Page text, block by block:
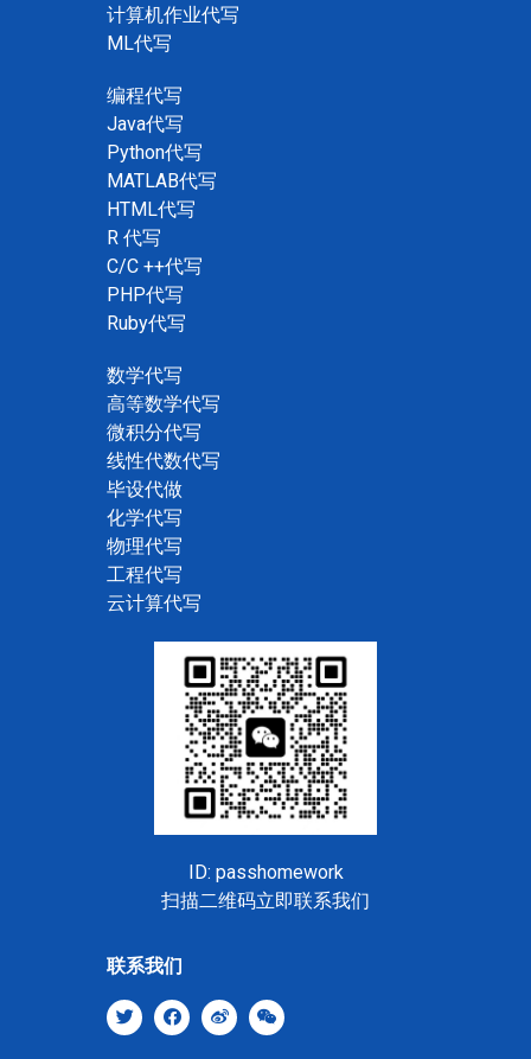
计算机作业代写
ML代写
编程代写
Java代写
Python代写
MATLAB代写
HTML代写
R 代写
C/C ++代写
PHP代写
Ruby代写
数学代写
高等数学代写
微积分代写
线性代数代写
毕设代做
化学代写
物理代写
工程代写
云计算代写
ID: passhomework
扫描二维码立即联系我们
联系我们